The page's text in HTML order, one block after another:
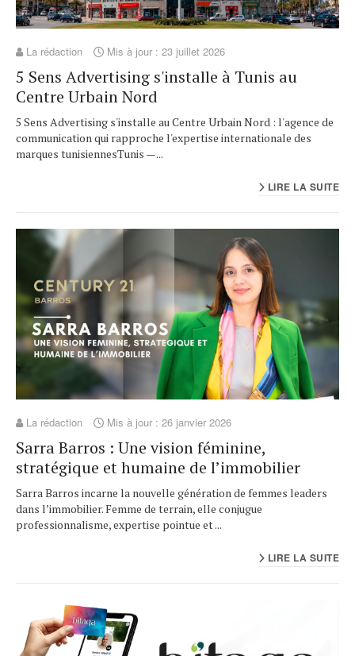
La rédaction Mis à jour : 23 juillet 2026
5 Sens Advertising s'installe à Tunis au
Centre Urbain Nord
5 Sens Advertising s'installe au Centre Urbain Nord : l'agence de
communication qui rapproche l'expertise internationale des
marques tunisiennesTunis — ...
LIRE LA SUITE
La rédaction Mis à jour : 26 janvier 2026
Sarra Barros : Une vision féminine,
stratégique et humaine de l’immobilier
Sarra Barros incarne la nouvelle génération de femmes leaders
dans l’immobilier. Femme de terrain, elle conjugue
professionnalisme, expertise pointue et ...
LIRE LA SUITE